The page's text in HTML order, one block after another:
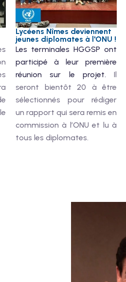
Lycéens Nîmes deviennent
jeunes diplomates à l'ONU !
Les terminales HGGSP ont
participé à leur première
réunion sur le projet. Il
seront bientôt 20 à être
sélectionnés pour rédiger
un rapport qui sera remis en
commission à l’ONU et lu à
tous les diplomates.